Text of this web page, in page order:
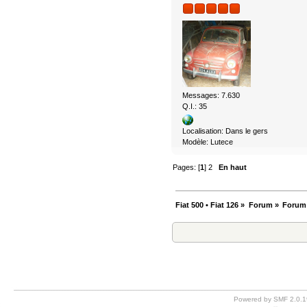
Messages: 7.630
Q.I.: 35
Localisation: Dans le gers
Modèle: Lutece
Pages: [1]2 En haut
Fiat 500 • Fiat 126 » Forum»
Powered by SMF